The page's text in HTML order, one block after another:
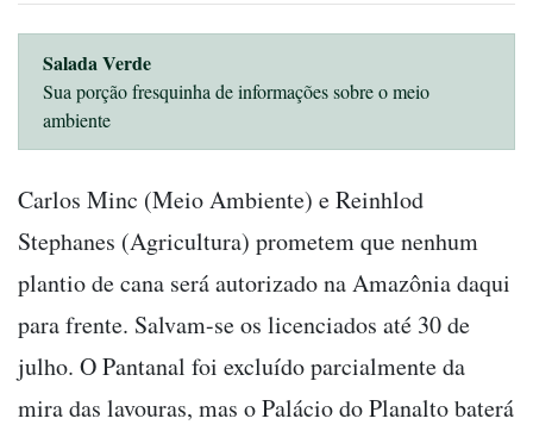
Salada Verde
Sua porção fresquinha de informações sobre o meio
ambiente
Carlos Minc (Meio Ambiente) e Reinhlod
Stephanes (Agricultura) prometem que nenhum
plantio de cana será autorizado na Amazônia daqui
para frente. Salvam-se os licenciados até 30 de
julho. O Pantanal foi excluído parcialmente da
mira das lavouras, mas o Palácio do Planalto baterá